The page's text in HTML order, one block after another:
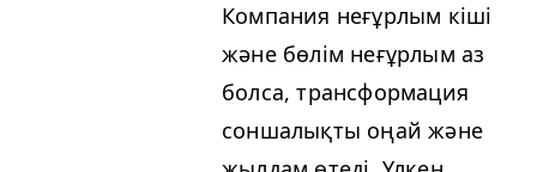
Компания неғұрлым кіші
және бөлім неғұрлым аз
болса, трансформация
соншалықты оңай және